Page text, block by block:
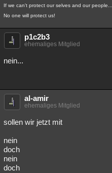
If we can't protect our selves and our people....
No one will protect us!
p1c2b3
ehemaliges Mitglied
nein...
al-amir
ehemaliges Mitglied
sollen wir jetzt mit
nein
doch
nein
doch